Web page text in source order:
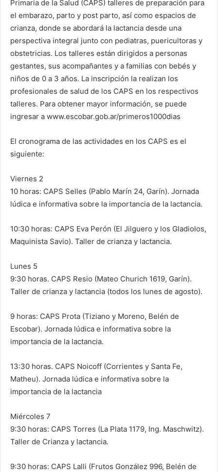
Primaria de la Salud (CAPS) talleres de preparación para
el embarazo, parto y post parto, así como espacios de
crianza, donde se abordará la lactancia desde una
perspectiva integral junto con pediatras, puericultoras y
obstetricias. Los talleres están dirigidos a personas
gestantes, sus acompañantes y a familias con bebés y
niños de 0 a 3 años. La inscripción la realizan los
profesionales de salud de los CAPS en los respectivos
talleres. Para obtener mayor información, se puede
ingresar a www.escobar.gob.ar/primeros1000dias
El cronograma de las actividades en los CAPS es el
siguiente:
Viernes 2
10 horas: CAPS Selles (Pablo Marín 24, Garín). Jornada
lúdica e informativa sobre la importancia de la lactancia.
10:30 horas: CAPS Eva Perón (El Jilguero y los Gladiolos,
Maquinista Savio). Taller de crianza y lactancia.
Lunes 5
9:30 horas. CAPS Resio (Mateo Churich 1619, Garín).
Taller de crianza y lactancia (todos los lunes de agosto).
9 horas: CAPS Prota (Tiziano y Moreno, Belén de
Escobar). Jornada lúdica e informativa sobre la
importancia de la lactancia.
13:30 horas. CAPS Noicoff (Corrientes y Santa Fe,
Matheu). Jornada lúdica e informativa sobre la
importancia de la lactancia
Miércoles 7
9:30 horas: CAPS Torres (La Plata 1179, Ing. Maschwitz).
Taller de Crianza y lactancia.
9:30 horas: CAPS Lalli (Frutos González 996, Belén de